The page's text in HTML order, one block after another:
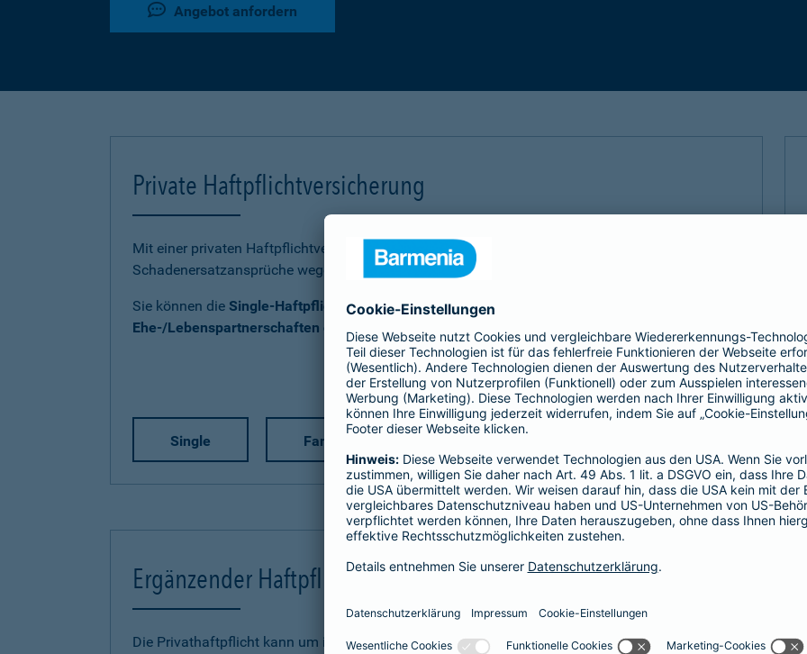
Angebot anfordern
Private Haftpflichtversicherung
Mit einer privaten Haftpflichtversicherung (PHV) sichern Sie sich gegen
Schadenersatzansprüche wegen Personen-, Sach- und Vermögensschäden ab.
Sie können die Single-Haftpflicht ,Familien-Haftpflichtoder
Ehe-/Lebenspartnerschaften ohne Kind(er)
als Basis-, Top- oder Premium-Schutz vereinbaren.
Single Familie
Ergänzender Haftpflichtschutz
Die Privathaftpflicht kann um individuelle Haftungsrisiken ergänzt
Psychologen
Exklusive Tarife zu